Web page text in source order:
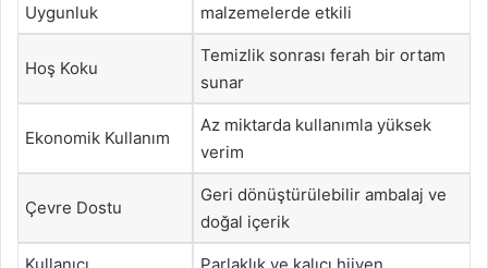
Uygunluk
malzemelerde etkili
Hoş Koku
Temizlik sonrası ferah bir ortam
sunar
Ekonomik Kullanım
Az miktarda kullanımla yüksek
verim
Çevre Dostu
Geri dönüştürülebilir ambalaj ve
doğal içerik
Kullanıcı
Parlaklık ve kalıcı hijyen